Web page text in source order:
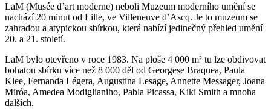
LaM (Musée d’art moderne) neboli Muzeum moderního umění se
nachází 20 minut od Lille, ve Villeneuve d’Ascq. Je to muzeum se
zahradou a atypickou sbírkou, která nabízí jedinečný přehled umění
20. a 21. století.
LaM bylo otevřeno v roce 1983. Na ploše 4 000 m² tu lze obdivovat
bohatou sbírku více než 8 000 děl od Georgese Braquea, Paula
Klee, Fernanda Légera, Augustina Lesage, Annette Messager, Joana
Miróa, Amedea Modiglianiho, Pabla Picassa, Kiki Smith a mnoha
dalších.